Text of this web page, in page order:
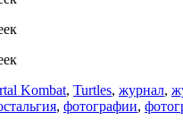
Kombat, Turtles, журнал,
, фотографии,